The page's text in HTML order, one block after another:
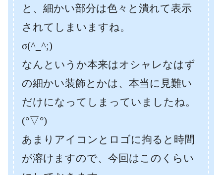
と、細かい部分は色々と潰れて表示
されてしまいますね。
σ(^_^;)
なんというか本来はオシャレなはず
の細かい装飾とかは、本当に見難い
だけになってしまっていましたね。
(°▽°)
あまりアイコンとロゴに拘ると時間
が溶けますので、今回はこのくらい